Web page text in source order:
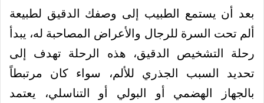
بعد أن يستمع الطبيب إلى وصفك الدقيق لطبيعة
ألم تحت السرة للرجال والأعراض المصاحبة له، يبدأ
رحلة التشخيص الدقيق، هذه الرحلة تهدف إلى
تحديد السبب الجذري للألم، سواء كان مرتبطاً
بالجهاز الهضمي أو البولي أو التناسلي، يعتمد